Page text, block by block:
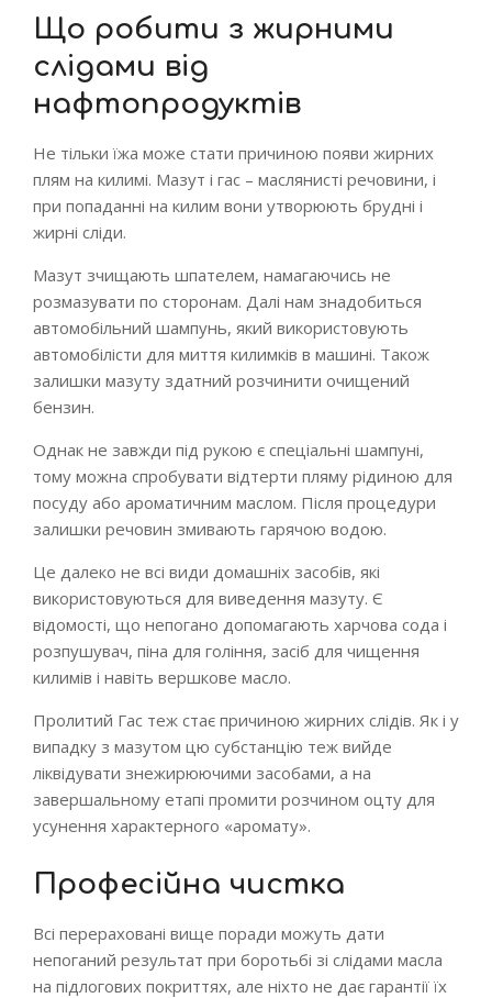
Що робити з жирними
слідами від
нафтопродуктів
Не тільки їжа може стати причиною появи жирних
плям на килимі. Мазут і гас – маслянисті речовини, і
при попаданні на килим вони утворюють брудні і
жирні сліди.
Мазут зчищають шпателем, намагаючись не
розмазувати по сторонам. Далі нам знадобиться
автомобільний шампунь, який використовують
автомобілісти для миття килимків в машині. Також
залишки мазуту здатний розчинити очищений
бензин.
Однак не завжди під рукою є спеціальні шампуні,
тому можна спробувати відтерти пляму рідиною для
посуду або ароматичним маслом. Після процедури
залишки речовин змивають гарячою водою.
Це далеко не всі види домашніх засобів, які
використовуються для виведення мазуту. Є
відомості, що непогано допомагають харчова сода і
розпушувач, піна для гоління, засіб для чищення
килимів і навіть вершкове масло.
Пролитий Гас теж стає причиною жирних слідів. Як і у
випадку з мазутом цю субстанцію теж вийде
ліквідувати знежирюючими засобами, а на
завершальному етапі промити розчином оцту для
усунення характерного «аромату».
Професійна чистка
Всі перераховані вище поради можуть дати
непоганий результат при боротьбі зі слідами масла
на підлогових покриттях, але ніхто не дає гарантії їх